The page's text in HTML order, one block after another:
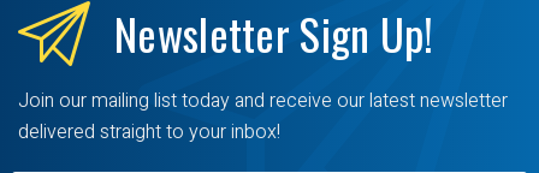
NewsletterSign Up!
Join our mailing list today and receive our latest newsletter
delivered straight to your inbox!